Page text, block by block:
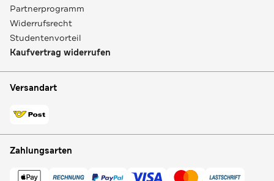
Partnerprogramm
Widerrufsrecht
Studentenvorteil
Kaufvertrag widerrufen
Versandart
Zahlungsarten